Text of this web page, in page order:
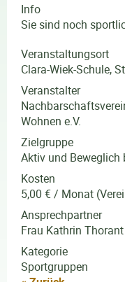
Info
Sie sind noch
Veranstaltungsort
Clara-Wiek-Schule,
Veranstalter
Wohnen e.V.
Zielgruppe
Aktiv und Beweglich
Kosten
5,00 € / Monat
Ansprechpartner
Frau Kathrin Thorant
Kategorie
Sportgruppen